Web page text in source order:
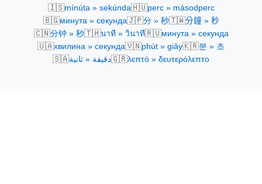
🇮🇸mínúta » sekúnda🇭🇺perc » másodperc
🇧🇬минута » секунда🇯🇵分 » 秒🇹🇼分鐘 » 秒
🇨🇳分钟 » 秒🇹🇭นาที » วินาที🇷🇺минута » секунда
🇺🇦хвилина » секунда🇻🇳phút » giây🇰🇷분 » 초
🇸🇦دقيقة » ثانية🇬🇷λεπτό » δευτερόλεπτο